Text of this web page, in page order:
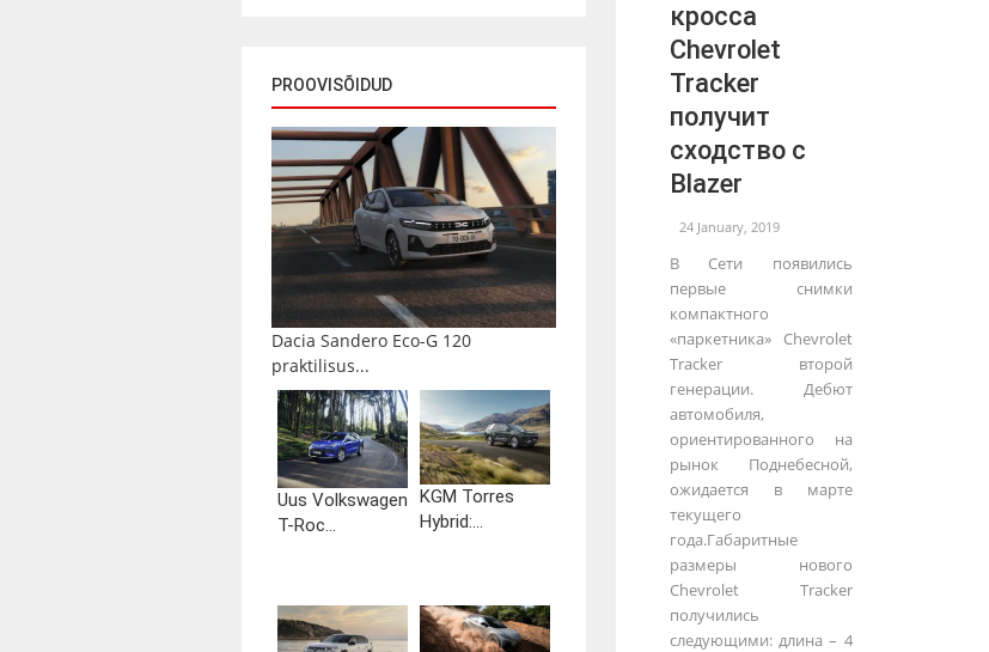
PROOVISÕIDUD
Dacia Sandero Eco-G 120
praktilisus...
Uus Volkswagen
T-Roc...
KGM Torres
Hybrid:...
кросса
Chevrolet
Tracker
получит
сходство с
Blazer
24 January, 2019
В Сети появились
первые снимки
компактного
«паркетника» Chevrolet
Tracker второй
генерации. Дебют
автомобиля,
ориентированного на
рынок Поднебесной,
ожидается в марте
текущего
года.Габаритные
размеры нового
Chevrolet Tracker
получились
следующими: длина – 4